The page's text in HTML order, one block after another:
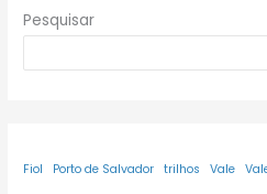
Pesquisar
Fiol Porto de Salvador trilhos Vale